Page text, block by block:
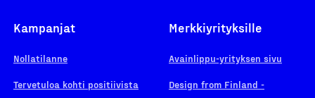
Kampanjat
Nollatilanne
Tervetuloa kohti positiivista
Merkkiyrityksille
Avainlippu-yrityksen sivu
Design from Finland -